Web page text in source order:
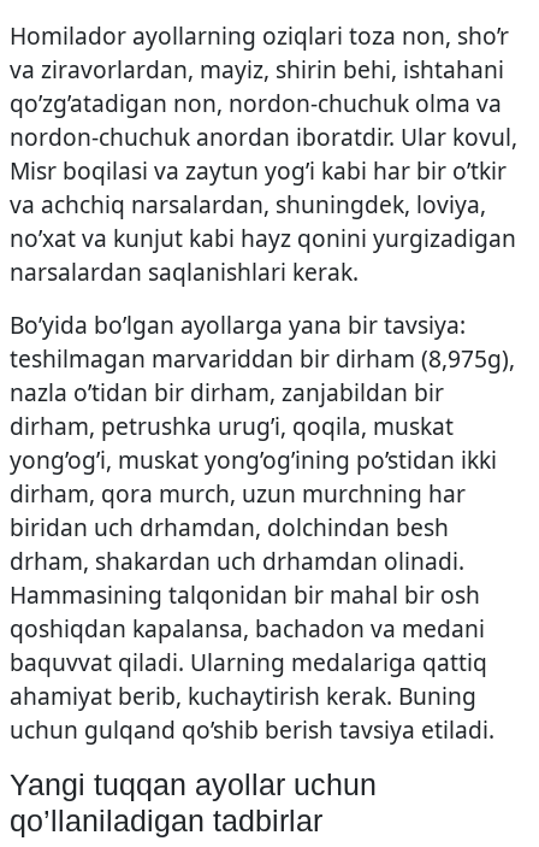
Homilador ayollarning oziqlari toza non, sho’r
va ziravorlardan, mayiz, shirin behi, ishtahani
qo’zg’atadigan non, nordon-chuchuk olma va
nordon-chuchuk anordan iboratdir. Ular kovul,
Misr boqilasi va zaytun yog’i kabi har bir o’tkir
va achchiq narsalardan, shuningdek, loviya,
no’xat va kunjut kabi hayz qonini yurgizadigan
narsalardan saqlanishlari kerak.
Bo’yida bo’lgan ayollarga yana bir tavsiya:
teshilmagan marvariddan bir dirham (8,975g),
nazla o’tidan bir dirham, zanjabildan bir
dirham, petrushka urug’i, qoqila, muskat
yong’og’i, muskat yong’og’ining po’stidan ikki
dirham, qora murch, uzun murchning har
biridan uch drhamdan, dolchindan besh
drham, shakardan uch drhamdan olinadi.
Hammasining talqonidan bir mahal bir osh
qoshiqdan kapalansa, bachadon va medani
baquvvat qiladi. Ularning medalariga qattiq
ahamiyat berib, kuchaytirish kerak. Buning
uchun gulqand qo’shib berish tavsiya etiladi.
Yangi tuqqan ayollar uchun
qo’llaniladigan tadbirlar